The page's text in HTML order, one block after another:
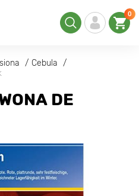
0
Cebula
DE